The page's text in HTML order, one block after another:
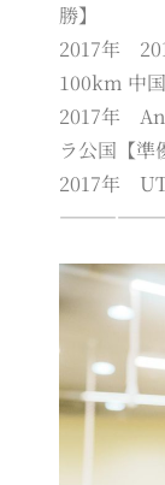
勝】
2017年
100km 中国
2017年
ラ公国【準
2017年